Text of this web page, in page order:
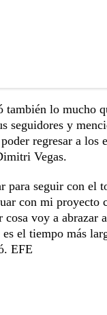
también lo mucho
seguidores y
regresar a los
Vegas.
para seguir con el
con mi proyecto
cosa voy a abrazar
el tiempo más
EFE